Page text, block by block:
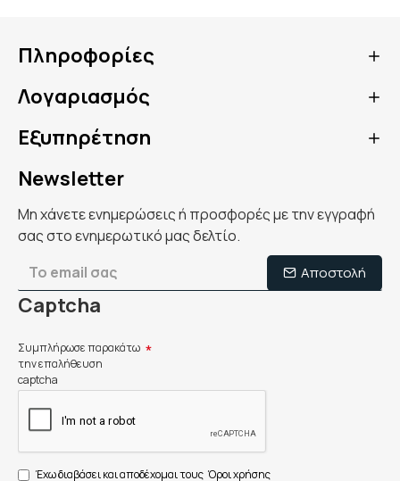
Πληροφορίες
Λογαριασμός
Εξυπηρέτηση
Newsletter
Μη χάνετε ενημερώσεις ή προσφορές με την εγγραφή
σας στο ενημερωτικό μας δελτίο.
Αποστολή
Captcha
Συμπλήρωσε παρακάτω
την επαλήθευση
captcha
Έχω διαβάσει και αποδέχομαι τους Όροι χρήσης